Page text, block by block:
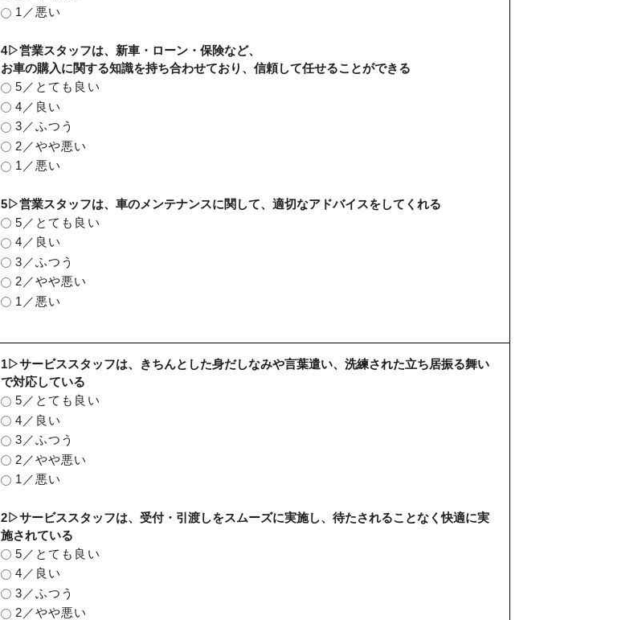
1／悪い
4▷営業スタッフは、新車・ローン・保険など、
お車の購入に関する知識を持ち合わせており、信頼して任せることができる
5／とても良い
4／良い
3／ふつう
2／やや悪い
1／悪い
5▷営業スタッフは、車のメンテナンスに関して、適切なアドバイスをしてくれる
5／とても良い
4／良い
3／ふつう
2／やや悪い
1／悪い
1▷サービススタッフは、きちんとした身だしなみや言葉遣い、洗練された立ち居振る舞い
で対応している
5／とても良い
4／良い
3／ふつう
2／やや悪い
1／悪い
2▷サービススタッフは、受付・引渡しをスムーズに実施し、待たされることなく快適に実
施されている
5／とても良い
4／良い
3／ふつう
2／やや悪い